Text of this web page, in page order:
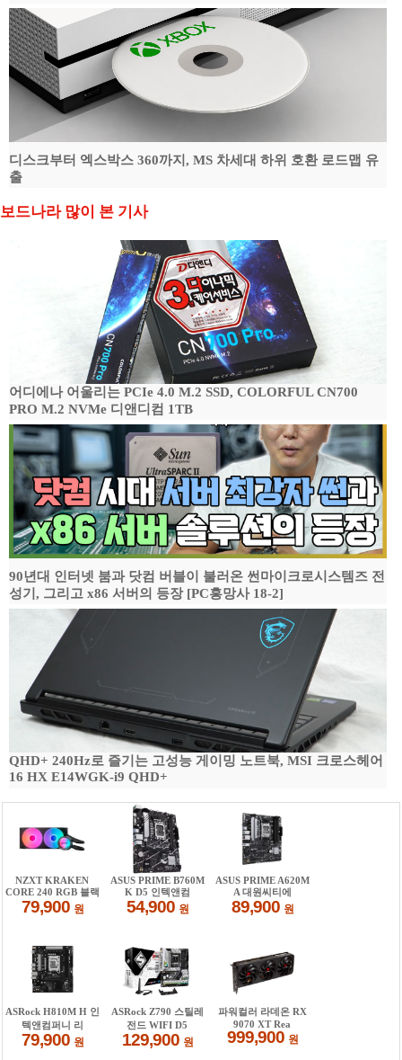
디스크부터 엑스박스 360까지, MS 차세대 하위 호환 로드맵 유
출
보드나라 많이 본 기사
어디에나 어울리는 PCIe 4.0 M.2 SSD, COLORFUL CN700
PRO M.2 NVMe 디앤디컴 1TB
90년대 인터넷 붐과 닷컴 버블이 불러온 썬마이크로시스템즈 전
성기, 그리고 x86 서버의 등장 [PC흥망사 18-2]
QHD+ 240Hz로 즐기는 고성능 게이밍 노트북, MSI 크로스헤어
16 HX E14WGK-i9 QHD+